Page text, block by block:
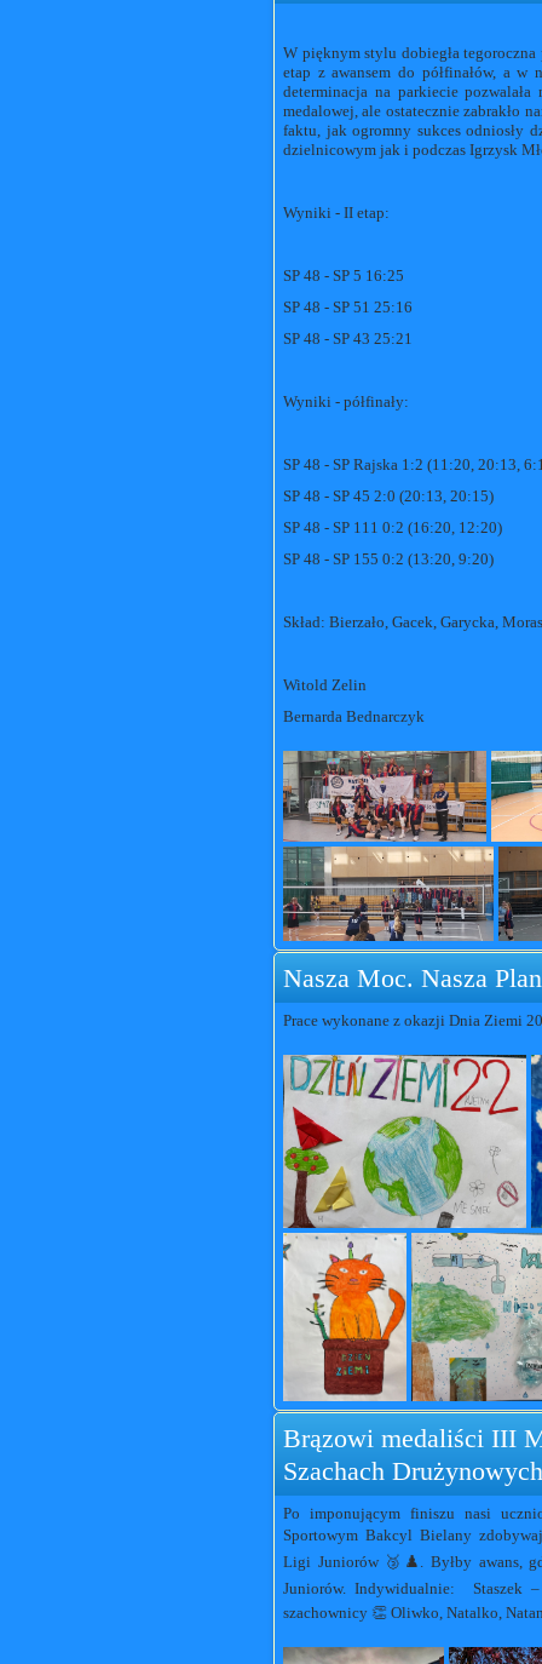
W pięknym stylu dobiegła
etap z awansem do półfinałów, a
determinacja na parkiecie
medalowej, ale ostatecznie zabrakło
faktu, jak ogromny sukces odniosły
dzielnicowym jak i podczas Igrzysk
Wyniki - II etap:
SP 48 - SP 5 16:25
SP 48 - SP 51 25:16
SP 48 - SP 43 25:21
Wyniki - półfinały:
SP 48 - SP Rajska 1:2 (11:20, 20:13,
SP 48 - SP 45 2:0 (20:13, 20:15)
SP 48 - SP 111 0:2 (16:20, 12:20)
SP 48 - SP 155 0:2 (13:20, 9:20)
Skład: Bierzało, Gacek, Garycka,
Witold Zelin
Bernarda Bednarczyk
Nasza Moc. Nasza
Prace wykonane z okazji Dnia Ziemi
Brązowi medaliści III
Szachach
Po imponującym finiszu nasi
Sportowym Bakcyl Bielany
Ligi Juniorów 🥉♟️. Byłby awans,
Juniorów. Indywidualnie: Staszek
szachownicy 👏 Oliwko, Natalko,